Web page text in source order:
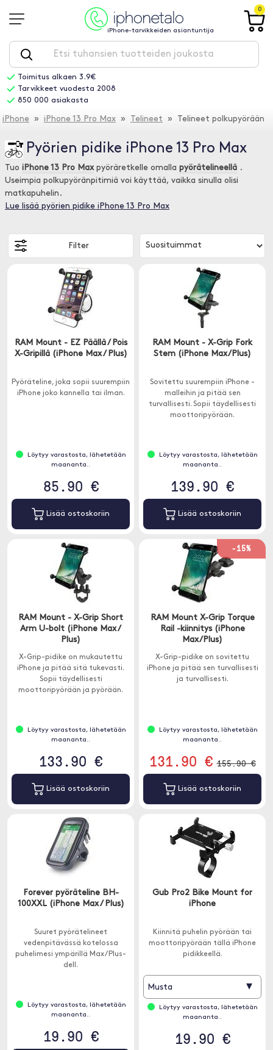
iPhone-tarvikkeiden asiantuntija
0
Toimitus alkaen 3.9€
Tarvikkeet vuodesta 2008
850 000 asiakasta
iPhone » iPhone 13 Pro Max » Telineet » Telineet polkupyörään
Pyörien pidike iPhone 13 Pro Max
Tuo iPhone 13 Pro Maxpyöräretkelle omalla pyörätelineellä .
Useimpia polkupyöränpitimiä voi käyttää, vaikka sinulla olisi
matkapuhelin.
Lue lisää pyörien pidike iPhone 13 Pro Max
Filter
RAM Mount - EZ Päällä / Pois
X-Gripillä (iPhone Max / Plus)
Pyöräteline, joka sopii suurempiin
iPhone joko kannella tai ilman.
Löytyy varastosta, lähetetään
maananta..
85.90 €
Lisää ostoskoriin
RAM Mount - X-Grip Fork
Stem (iPhone Max/Plus)
Sovitettu suurempiin iPhone -
malleihin ja pitää sen
turvallisesti. Sopii täydellisesti
moottoripyörään.
Löytyy varastosta, lähetetään
maananta..
139.90 €
Lisää ostoskoriin
RAM Mount - X-Grip Short
Arm U-bolt (iPhone Max /
Plus)
X-Grip-pidike on mukautettu
iPhone ja pitää sitä tukevasti.
Sopii täydellisesti
moottoripyörään ja pyörään.
Löytyy varastosta, lähetetään
maananta..
133.90 €
Lisää ostoskoriin
-15%
RAM Mount X-Grip Torque
Rail -kiinnitys (iPhone
Max/Plus)
X-Grip-pidike on sovitettu
iPhone ja pitää sen turvallisesti
ja turvallisesti.
Löytyy varastosta, lähetetään
maananta..
131.90 € 155.90 €
Lisää ostoskoriin
Forever pyöräteline BH-
100XXL (iPhone Max / Plus)
Suuret pyörätelineet
vedenpitävässä kotelossa
puhelimesi ympärillä Max / Plus-
dell.
Löytyy varastosta, lähetetään
maananta..
19.90 €
Gub Pro2 Bike Mount for
iPhone
Kiinnitä puhelin pyörään tai
moottoripyörään tällä iPhone
pidikkeellä.
Musta ▾
Löytyy varastosta, lähetetään
maananta..
19.90 €